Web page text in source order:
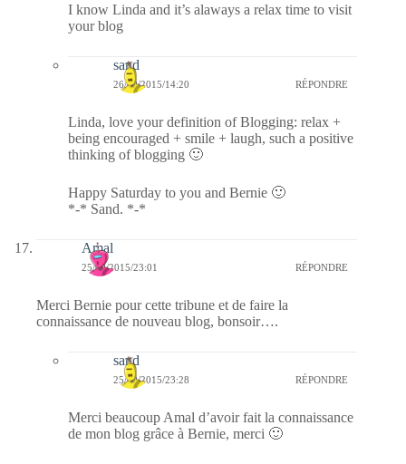
I know Linda and it’s alaways a relax time to visit
your blog
sand
26/09/2015/14:20 RÉPONDRE
Linda, love your definition of Blogging: relax +
being encouraged + smile + laugh, such a positive
thinking of blogging 🙂
Happy Saturday to you and Bernie 🙂
*-* Sand. *-*
Amal
25/09/2015/23:01 RÉPONDRE
Merci Bernie pour cette tribune et de faire la
connaissance de nouveau blog, bonsoir….
sand
25/09/2015/23:28 RÉPONDRE
Merci beaucoup Amal d’avoir fait la connaissance
de mon blog grâce à Bernie, merci 🙂